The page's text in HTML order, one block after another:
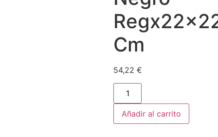
Cm
54,22 €
Añadir al carrito